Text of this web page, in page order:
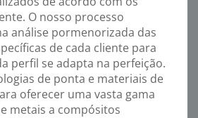
O nosso processo
análise pormenorizada das
de cada cliente para
perfil se adapta na perfeição.
de ponta e materiais de
oferecer uma vasta gama
metais a compósitos